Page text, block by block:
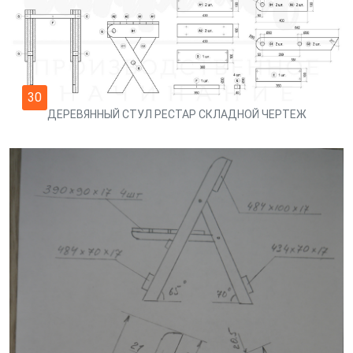
30
ДЕРЕВЯННЫЙ СТУЛ РЕСТАР СКЛАДНОЙ ЧЕРТЕЖ